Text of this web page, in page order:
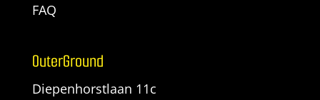
FAQ
OuterGround
Diepenhorstlaan 11c